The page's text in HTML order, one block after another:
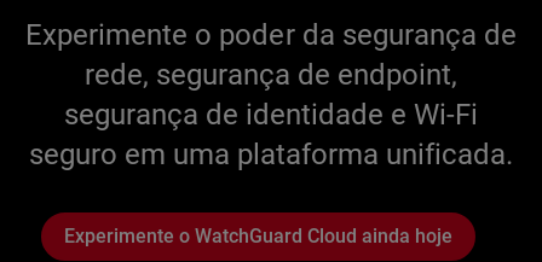
Experimente o poder da segurança de
rede, segurança de endpoint,
segurança de identidade e Wi-Fi
seguro em uma plataforma unificada.
Experimente o WatchGuard Cloud ainda hoje